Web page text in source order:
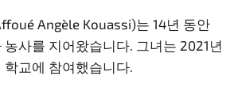
Angèle Kouassi)는 14년 동안
사를 지어왔습니다. 그녀는 2021년
교에 참여했습니다.